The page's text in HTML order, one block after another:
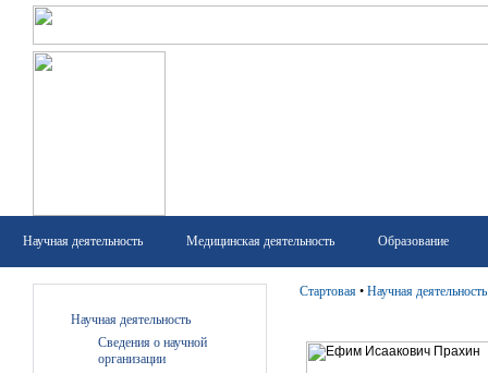
Научная деятельность Медицинская деятельность Образование
Научная деятельность
Сведения о научной
организации
Стартовая • Научная деятельность